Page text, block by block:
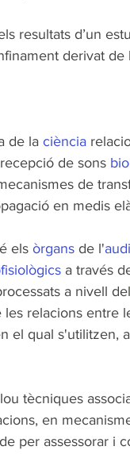
resultats d’un
derivat
de la ciència
de sons
de
en medis
els òrgans de l'
a través
a nivell del
relacions entre
el qual s'utilitzen,
tècniques
en
per assessorar i